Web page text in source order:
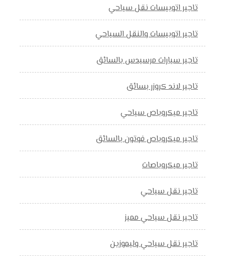
تاجير اتوبيسات نقل سياحي
تاجير اتوبيسات والنقل السياحي
تاجير سيارات مرسيدس بالسائق
تاجير لاند كروزر بسائق
تاجير ميكروباص سياحي
تاجير ميكروباص فوتون بالسائق
تاجير ميكروباصات
تاجير نقل سياحي
تاجير نقل سياحي مميز
تاجير نقل سياحي وليموزين